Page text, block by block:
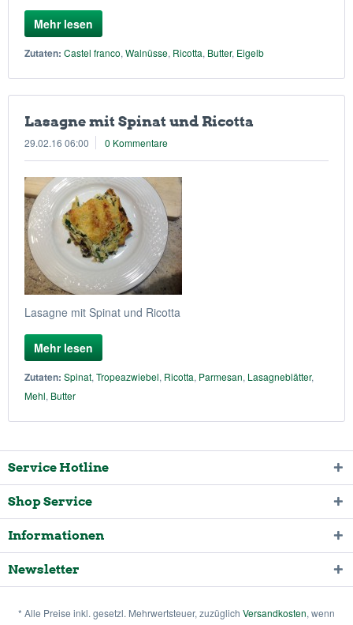
Mehr lesen
Zutaten: Castel franco, Walnüsse, Ricotta, Butter, Eigelb
Lasagne mit Spinat und Ricotta
29.02.16 06:00 0 Kommentare
Lasagne mit Spinat und Ricotta
Mehr lesen
Zutaten: Spinat, Tropeazwiebel, Ricotta, Parmesan, Lasagneblätter,
Mehl, Butter
Service Hotline
Shop Service
Informationen
Newsletter
* Alle Preise inkl. gesetzl. Mehrwertsteuer, zuzüglich Versandkosten, wenn